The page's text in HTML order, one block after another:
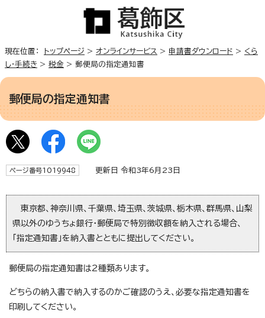
現在位置： トップページ > オンラインサービス > 申請書ダウンロード > くら
し・手続き > 税金 > 郵便局の指定通知書
郵便局の指定通知書
ページ番号1019948 更新日 令和3年6月23日
東京都、神奈川県、千葉県、埼玉県、茨城県、栃木県、群馬県、山梨
県以外のゆうちょ銀行・郵便局で特別徴収額を納入される場合、
「指定通知書」を納入書とともに提出してください。
郵便局の指定通知書は2種類あります。
どちらの納入書で納入するのかご確認のうえ、必要な指定通知書を
印刷してください。